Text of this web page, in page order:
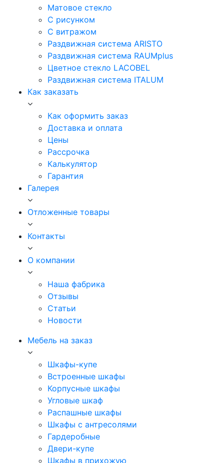
Матовое стекло
C рисунком
C витражом
Раздвижная система ARISTO
Раздвижная система RAUMplus
Цветное стекло LACOBEL
Раздвижная система ITALUM
Как заказать
Как оформить заказ
Доставка и оплата
Цены
Рассрочка
Калькулятор
Гарантия
Галерея
Отложенные товары
Контакты
О компании
Наша фабрика
Отзывы
Статьи
Новости
Мебель на заказ
Шкафы-купе
Встроенные шкафы
Корпусные шкафы
Угловые шкаф
Распашные шкафы
Шкафы с антресолями
Гардеробные
Двери-купе
Шкафы в прихожую